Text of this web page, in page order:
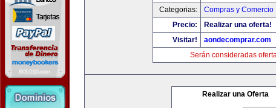
Categorias:
Compras y Comercio
Precio:
Realizar una oferta!
Visitar!
aondecomprar.com
Serán consideradas
Realizar una Oferta